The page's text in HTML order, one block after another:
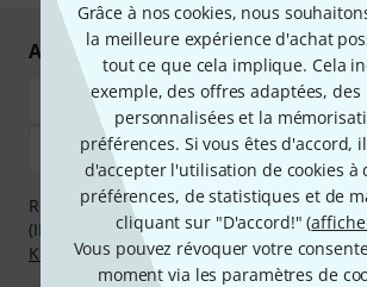
Grâce à nos cookies, nous
la meilleure expérience d'achat
tout ce que cela implique. Cela
exemple, des offres adaptées,
personnalisées et la
préférences. Si vous êtes d'accord,
d'accepter l'utilisation de cookies à
préférences, de statistiques et de
cliquant sur "D'accord!" (
Vous pouvez révoquer votre
moment via les paramètres de
Achetez et payez en toute sécurité
Réglez de manière sûre et sécurisée par
(IBAN/BIC), PayPal, Amazon Pay,Klarna
Klarna Payer en 3 foisou Carte de crédit.